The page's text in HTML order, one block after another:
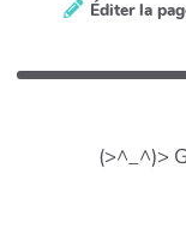
Éditer la
(>^_^)>